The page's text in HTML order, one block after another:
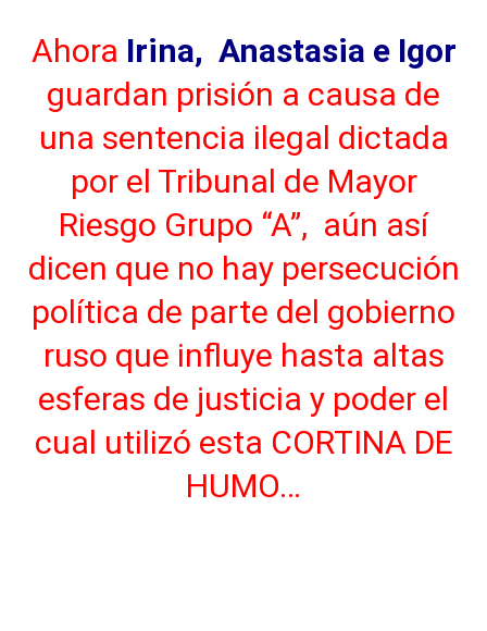
Ahora Irina, Anastasia e Igor
guardan prisión a causa de
una sentencia ilegal dictada
por el Tribunal de Mayor
Riesgo Grupo “A”, aún así
dicen que no hay persecución
política de parte del gobierno
ruso que influye hasta altas
esferas de justicia y poder el
cual utilizó esta CORTINA DE
HUMO…